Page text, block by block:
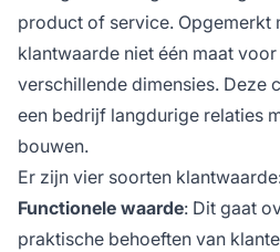
product of service. Opgemerkt
klantwaarde niet één maat
verschillende dimensies. Deze
een bedrijf langdurige relaties
bouwen.
Er zijn vier soorten
Functionele waarde: Dit gaat
praktische behoeften van